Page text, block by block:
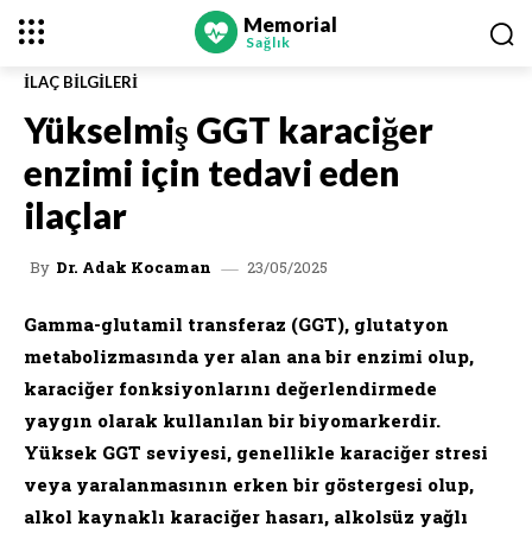
Memorial
Sağlık
İLAÇ BILGILERI
Yükselmiş GGT karaciğer
enzimi için tedavi eden
ilaçlar
By Dr. Adak Kocaman 23/05/2025
Gamma-glutamil transferaz (GGT), glutatyon
metabolizmasında yer alan ana bir enzimi olup,
karaciğer fonksiyonlarını değerlendirmede
yaygın olarak kullanılan bir biyomarkerdir.
Yüksek GGT seviyesi, genellikle karaciğer stresi
veya yaralanmasının erken bir göstergesi olup,
alkol kaynaklı karaciğer hasarı, alkolsüz yağlı